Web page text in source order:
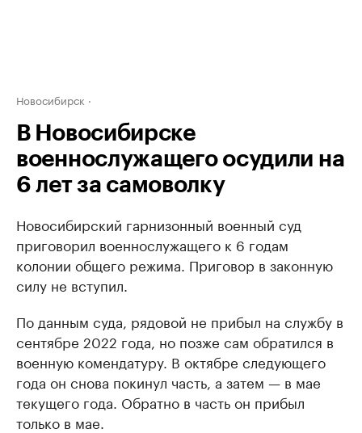
Новосибирск
В Новосибирске
военнослужащего осудили на
6 лет за самоволку
Новосибирский гарнизонный военный суд
приговорил военнослужащего к 6 годам
колонии общего режима. Приговор в законную
силу не вступил.
По данным суда, рядовой не прибыл на службу в
сентябре 2022 года, но позже сам обратился в
военную комендатуру. В октябре следующего
года он снова покинул часть, а затем — в мае
текущего года. Обратно в часть он прибыл
только в мае.